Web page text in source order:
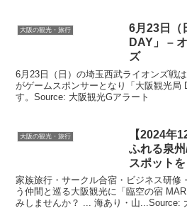
大阪の観光・旅行 6月23日（
DAY」 –
ズ
6月23日（日）の埼玉西武ライオンズ戦
がゲームスポンサーとなり「大阪観光局
す。Source: 大阪観光Gアラート
大阪の観光・旅行
【2024年
ふれる泉
スポット
…
家族旅行・サークル合宿・ビジネス研修
う仲間と巡る大阪観光に「臨空の宿
みしませんか？ ... 海あり・山...Source: